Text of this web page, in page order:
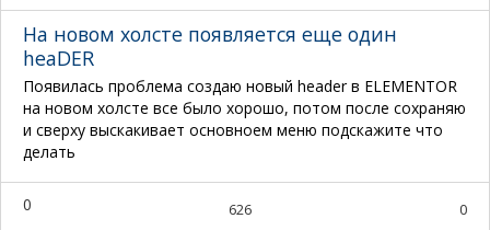
На новом холсте появляется еще один
heaDER
Появилась проблема создаю новый header в ELEMENTOR
на новом холсте все было хорошо, потом после сохраняю
и сверху выскакивает основноем меню подскажите что
делать
0 626 0